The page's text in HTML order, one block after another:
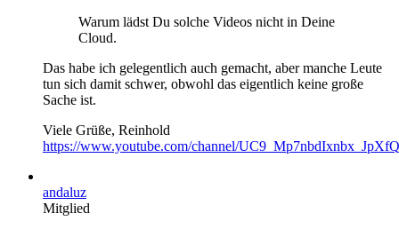
Warum lädst Du solche Videos nicht in Deine
Cloud.
Das habe ich gelegentlich auch gemacht, aber manche Leute
tun sich damit schwer, obwohl das eigentlich keine große
Sache ist.
Viele Grüße, Reinhold
https://www.youtube.com/channel/
andaluz
Mitglied